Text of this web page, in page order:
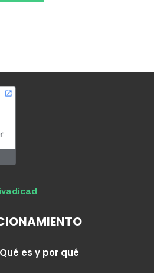
es y por qué